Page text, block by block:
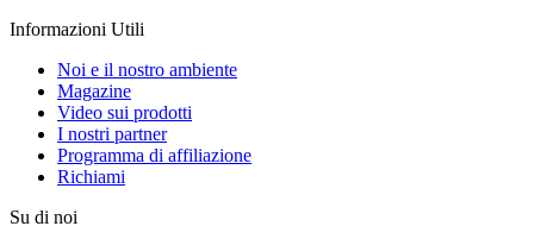
Informazioni Utili
Noi e il nostro ambiente
Magazine
Video sui prodotti
I nostri partner
Programma di affiliazione
Richiami
Su di noi